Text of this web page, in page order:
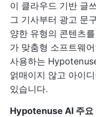
이 클라우드 기반 글
그 기사부터 광고 문
양한 유형의 콘텐츠
가 맞춤형 소프트웨
사용하는
얽매이지 않고 아이
있습니다.
Hypotenuse AI 주